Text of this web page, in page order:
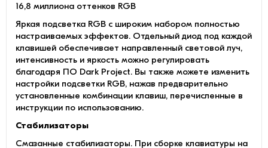
16,8 миллиона оттенков RGB
Яркая подсветка RGB с широким набором полностью
настраиваемых эффектов. Отдельный диод под каждой
клавишей обеспечивает направленный световой луч,
интенсивность и яркость можно регулировать
благодаря ПО Dark Project. Вы также можете изменить
настройки подсветки RGB, нажав предварительно
установленные комбинации клавиш, перечисленные в
инструкции по использованию.
Стабилизаторы
Смазанные стабилизаторы. При сборке клавиатуры на